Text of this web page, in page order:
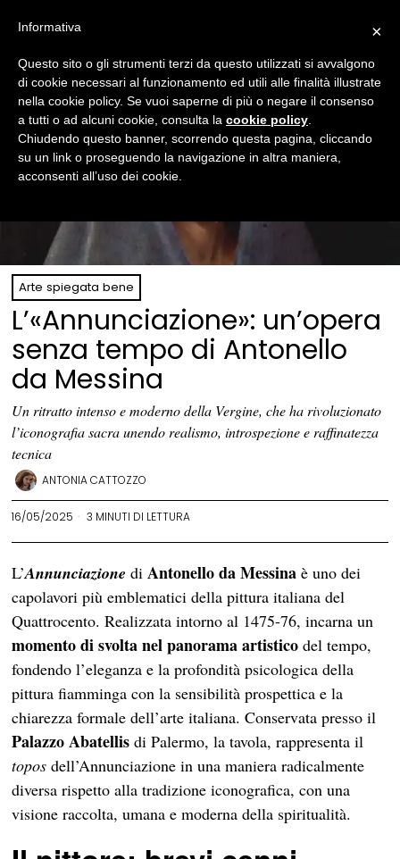
Arte spiegata bene
L’«Annunciazione»: un’opera
senza tempo di Antonello
da Messina
Un ritratto intenso e moderno della Vergine, che ha rivoluzionato
l’iconografia sacra unendo realismo, introspezione e raffinatezza
tecnica
ANTONIA CATTOZZO
16/05/2025 3 MINUTI DI LETTURA
L’Annunciazione diAntonello da Messina è uno dei
capolavori più emblematici della pittura italiana del
Quattrocento. Realizzata intorno al 1475-76, incarna un
momento di svolta nel panorama artistico del tempo,
fondendo l’eleganza e la profondità psicologica della
pittura fiamminga con la sensibilità prospettica e la
chiarezza formale dell’arte italiana. Conservata presso il
Palazzo Abatellis di Palermo, la tavola, rappresenta il
topos dell’Annunciazione in una maniera radicalmente
diversa rispetto alla tradizione iconografica, con una
visione raccolta, umana e moderna della spiritualità.
×
Informativa
Questo sito o gli strumenti terzi da questo utilizzati si avvalgono
di cookie necessari al funzionamento ed utili alle finalità illustrate
nella cookie policy. Se vuoi saperne di più o negare il consenso
a tutti o ad alcuni cookie, consulta la cookie policy
Chiudendo questo banner, scorrendo questa pagina, cliccando
su un link o proseguendo la navigazione in altra maniera,
acconsenti all’uso dei cookie.